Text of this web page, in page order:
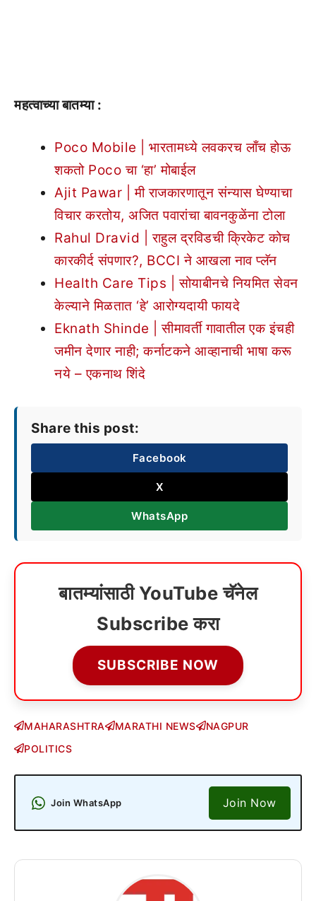
महत्वाच्या बातम्या :
Poco Mobile | भारतामध्ये लवकरच लाँच होऊ
शकतो Poco चा ‘हा’ मोबाईल
Ajit Pawar | मी राजकारणातून संन्यास घेण्याचा
विचार करतोय, अजित पवारांचा बावनकुळेंना टोला
Rahul Dravid | राहुल द्रविडची क्रिकेट कोच
कारकीर्द संपणार?, BCCI ने आखला नाव प्लॅन
Health Care Tips | सोयाबीनचे नियमित सेवन
केल्याने मिळतात ‘हे’ आरोग्यदायी फायदे
Eknath Shinde | सीमावर्ती गावातील एक इंचही
जमीन देणार नाही; कर्नाटकने आव्हानाची भाषा करू
नये – एकनाथ शिंदे
Share this post:
Facebook
X
WhatsApp
बातम्यांसाठी YouTube चॅनेल
Subscribe करा
SUBSCRIBE NOW
MAHARASHTRA MARATHI NEWS
NAGPUR
POLITICS
Join WhatsApp Join Now